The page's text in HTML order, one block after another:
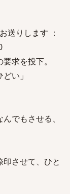
送りします ：
求を投下。
い」
でもさせる、
させて、ひと